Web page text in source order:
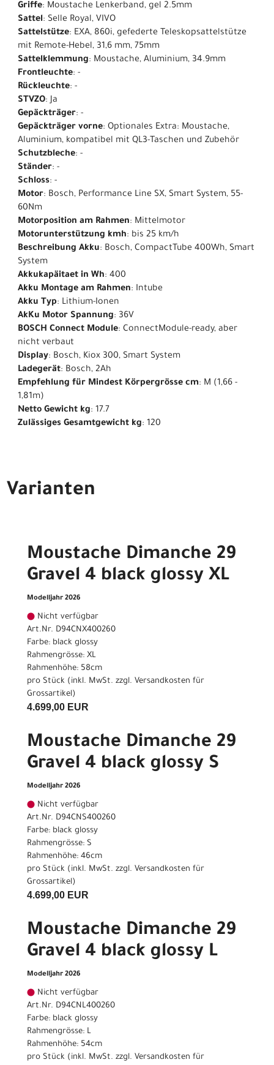
Griffe: Moustache Lenkerband, gel 2.5mm
Sattel: Selle Royal, VIVO
Sattelstütze: EXA, 860i, gefederte Teleskopsattelstütze
mit Remote-Hebel, 31,6 mm, 75mm
Sattelklemmung: Moustache, Aluminium, 34.9mm
Frontleuchte: -
Rückleuchte: -
STVZO: Ja
Gepäckträger: -
Gepäckträger vorne: Optionales Extra: Moustache,
Aluminium, kompatibel mit QL3-Taschen und Zubehör
Schutzbleche: -
Ständer: -
Schloss: -
Motor: Bosch, Performance Line SX, Smart System, 55-
60Nm
Motorposition am Rahmen: Mittelmotor
Motorunterstützung kmh: bis 25 km/h
Beschreibung Akku: Bosch, CompactTube 400Wh, Smart
System
Akkukapäitaet in Wh: 400
Akku Montage am Rahmen: Intube
Akku Typ: Lithium-Ionen
AkKu Motor Spannung: 36V
BOSCH Connect Module: ConnectModule-ready, aber
nicht verbaut
Display: Bosch, Kiox 300, Smart System
Ladegerät: Bosch, 2Ah
Empfehlung für Mindest Körpergrösse cm: M (1,66 -
1,81m)
Netto Gewicht kg: 17.7
Zulässiges Gesamtgewicht kg: 120
Varianten
Moustache Dimanche 29
Gravel 4 black glossy XL
Modelljahr 2026
Nicht verfügbar
Art.Nr. D94CNX400260
Farbe: black glossy
Rahmengrösse: XL
Rahmenhöhe: 58cm
pro Stück (inkl. MwSt. zzgl. Versandkosten für
Grossartikel)
4.699,00 EUR
Moustache Dimanche 29
Gravel 4 black glossy S
Modelljahr 2026
Nicht verfügbar
Art.Nr. D94CNS400260
Farbe: black glossy
Rahmengrösse: S
Rahmenhöhe: 46cm
pro Stück (inkl. MwSt. zzgl. Versandkosten für
Grossartikel)
4.699,00 EUR
Moustache Dimanche 29
Gravel 4 black glossy L
Modelljahr 2026
Nicht verfügbar
Art.Nr. D94CNL400260
Farbe: black glossy
Rahmengrösse: L
Rahmenhöhe: 54cm
pro Stück (inkl. MwSt. zzgl. Versandkosten für